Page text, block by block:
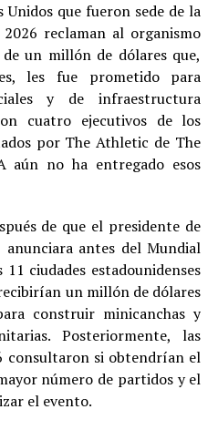
Unidos que fueron sede de la
reclaman al organismo
un millón de dólares que,
les fue prometido para
y de infraestructura
cuatro ejecutivos de los
por The Athletic de The
aún no ha entregado esos
de que el presidente de
antes del Mundial
ciudades estadounidenses
un millón de dólares
construir minicanchas y
Posteriormente, las
consultaron si obtendrían el
número de partidos y el
el evento.